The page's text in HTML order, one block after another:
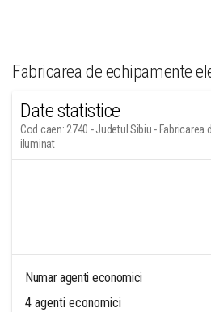
Fabricarea de echipamente
Date statistice
Cod caen: 2740 - Judetul Sibiu - Fabricarea
iluminat
Numar agenti economici
4 agenti economici